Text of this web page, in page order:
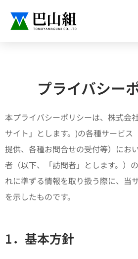
プライバシー
本プライバシーポリシーは、株式会
サイト」とします。)の各種サービス
提供、各種お問合せの受付等）にお
者（以下、「訪問者」とします。）
れに準ずる情報を取り扱う際に、当
を示したものです。
1．基本方針